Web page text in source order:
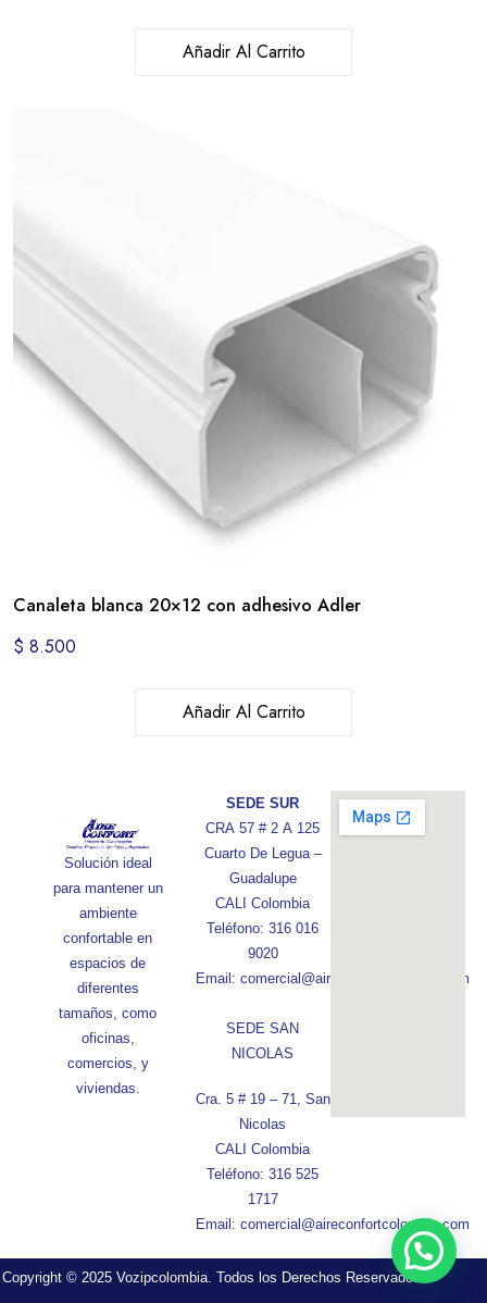
Añadir Al Carrito
Canaleta blanca 20×12 con adhesivo Adler
$ 8.500
Añadir Al Carrito
Solución ideal
para mantener un
ambiente
confortable en
espacios de
diferentes
tamaños, como
oficinas,
comercios, y
viviendas.
SEDE SUR
CRA 57 # 2 A 125
Cuarto De Legua –
Guadalupe
CALI Colombia
Teléfono: 316 016
9020
Email: comercial@aireconfortcolombia.com
SEDE SAN
NICOLAS
Cra. 5 # 19 – 71, San
Nicolas
CALI Colombia
Teléfono: 316 525
1717
Email: comercial@aireconfortcolombia.com
Copyright © 2025 Vozipcolombia. Todos los Derechos Reservados.